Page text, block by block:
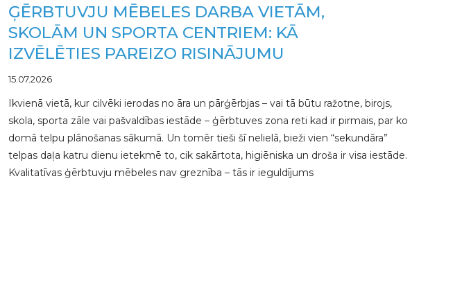
ĢĒRBTUVJU MĒBELES DARBA VIETĀM,
SKOLĀM UN SPORTA CENTRIEM: KĀ
IZVĒLĒTIES PAREIZO RISINĀJUMU
15.07.2026
Ikvienā vietā, kur cilvēki ierodas no āra un pārģērbjas – vai tā būtu ražotne, birojs,
skola, sporta zāle vai pašvaldības iestāde – ģērbtuves zona reti kad ir pirmais, par ko
domā telpu plānošanas sākumā. Un tomēr tieši šī nelielā, bieži vien “sekundāra”
telpas daļa katru dienu ietekmē to, cik sakārtota, higiēniska un droša ir visa iestāde.
Kvalitatīvas ģērbtuvju mēbeles nav greznība – tās ir ieguldījums